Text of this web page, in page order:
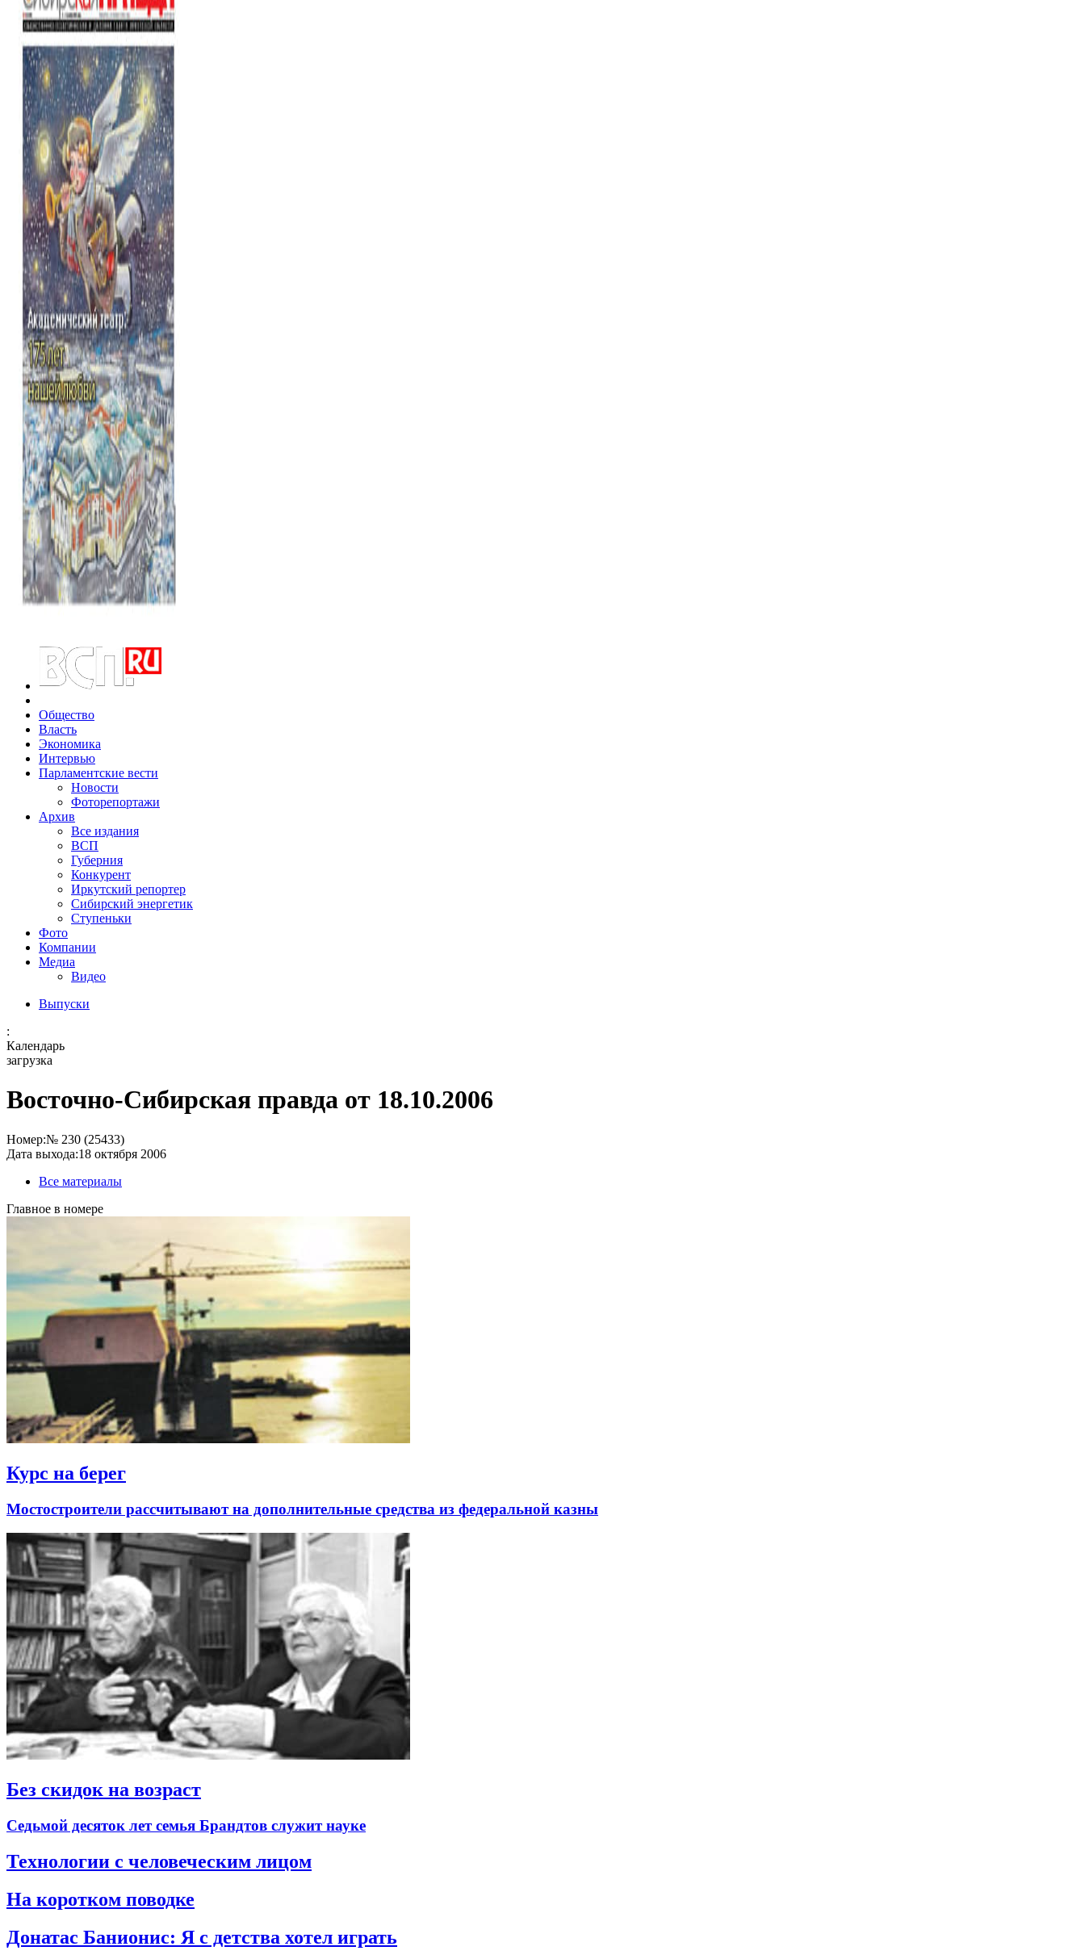
Общество
Власть
Экономика
Интервью
Парламентские вести
Новости
Фоторепортажи
Архив
Все издания
ВСП
Губерния
Конкурент
Иркутский репортер
Сибирский энергетик
Ступеньки
Фото
Компании
Медиа
Видео
Выпуски
:
Календарь
загрузка
Восточно-Сибирская правда от 18.10.2006
Номер:№ 230 (25433)
Дата выхода:18 октября 2006
Все материалы
Главное в номере
Курс на берег
Мостостроители рассчитывают на дополнительные средства из федеральной казны
Без скидок на возраст
Седьмой десяток лет семья Брандтов служит науке
Технологии с человеческим лицом
На коротком поводке
Донатас Банионис: Я с детства хотел играть